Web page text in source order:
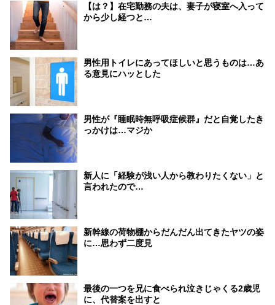
【は？】在宅勤務の夫は、妻子が寝室へ入って
から少し経つと…
男性用トイレにあってほしいと思うものは…あ
る意見にハッとした
男性が『睡眠時無呼吸症候群』だと自覚したき
っかけは…マジか
新人に「経験が浅い人から教わりたくない」と
言われたので…
新幹線の荷物棚からだんだん出てきたヤツの姿
に…思わず二度見
最後の一つを兄に食べられ泣きじゃくる2歳児
に、代替案を出すと